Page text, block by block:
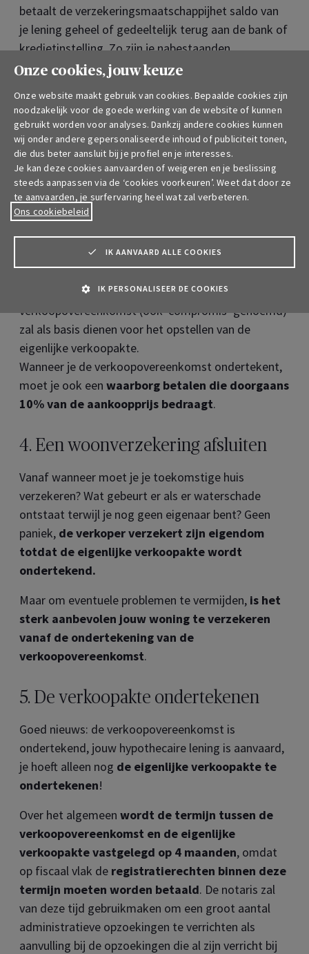
betaalt de verzekeringsmaatschappijhet saldo van
je lening geheel of gedeeltelijk terug aan de bank of
kredietinstelling. Zo zijn je nabestaanden
beschermd en zullen ze naast het emotionele verlies
3. Een verkoopovereenkomst
(‘compromis’) ondertekenen
Er wordt vaak gezegd dat 'een
verkoopovereenkomst gelijk staat aan een verkoop',
maarom de verkoopovereenkomst zo duidelijk
en zo volledig mogelijk op te maken, doe je best
een beroep op de diensten van een notaris
notaris kan dan verschillende opzoekingen doen
(hypotheek, stedenbouw, enzovoort). De
verkoopovereenkomst (ook ‘compromis’ genoemd)
zal als basis dienen voor het opstellen van de
eigenlijke verkoopakte.
Wanneer je de verkoopovereenkomst ondertekent,
moet je ook een waarborg betalen die doorgaans
10% van de aankoopprijs bedraagt.
4. Een woonverzekering afsluiten
Vanaf wanneer moet je je toekomstige huis
verzekeren? Wat gebeurt er als er waterschade
ontstaat terwijl je nog geen eigenaar bent? Geen
paniek, de verkoper verzekert zijn eigendom
totdat de eigenlijke verkoopakte wordt
ondertekend.
Maar om eventuele problemen te vermijden, is het
sterk aanbevolen jouw woning te verzekeren
vanaf de ondertekening van de
verkoopovereenkomst.
5. De verkoopakte ondertekenen
Goed nieuws: de verkoopovereenkomst is
ondertekend, jouw hypothecaire lening is aanvaard,
je hoeft alleen nog de eigenlijke verkoopakte te
ondertekenen!
Over het algemeen wordt de termijn tussen de
verkoopovereenkomst en de eigenlijke
verkoopakte vastgelegd op 4 maanden, omdat
op fiscaal vlak de registratierechten binnen deze
termijn moeten worden betaald. De notaris zal
van deze tijd gebruikmaken om een groot aantal
administratieve opzoekingen te verrichten als
aanvulling bij de opzoekingen die al zijn verricht bij
Onze cookies, jouw keuze
Onze website maakt gebruik van cookies. Bepaalde cookies zijn
noodzakelijk voor de goede werking van de website of kunnen
gebruikt worden voor analyses. Dankzij andere cookies kunnen
wij onder andere gepersonaliseerde inhoud of publiciteit tonen,
die dus beter aansluit bij je profiel en je interesses.
Je kan deze cookies aanvaarden of weigeren en je beslissing
steeds aanpassen via de ‘cookies voorkeuren’. Weet dat door ze
te aanvaarden, je surfervaring heel wat zal verbeteren.
Ons cookiebeleid
IK AANVAARD ALLE COOKIES
IK PERSONALISEER DE COOKIES